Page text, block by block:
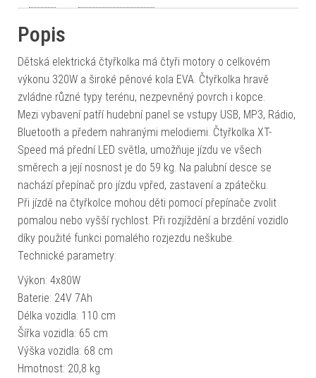
Popis
Dětská elektrická čtyřkolka má čtyři motory o celkovém
výkonu 320W a široké pěnové kola EVA. Čtyřkolka hravě
zvládne různé typy terénu, nezpevněný povrch i kopce.
Mezi vybavení patří hudební panel se vstupy USB, MP3, Rádio,
Bluetooth a předem nahranými melodiemi. Čtyřkolka XT-
Speed má přední LED světla, umožňuje jízdu ve všech
směrech a její nosnost je do 59 kg. Na palubní desce se
nachází přepínač pro jízdu vpřed, zastavení a zpátečku.
Při jízdě na čtyřkolce mohou děti pomocí přepínače zvolit
pomalou nebo vyšší rychlost. Při rozjíždění a brzdění vozidlo
díky použité funkci pomalého rozjezdu neškube.
Technické parametry:
Výkon: 4x80W
Baterie: 24V 7Ah
Délka vozidla: 110 cm
Šířka vozidla: 65 cm
Výška vozidla: 68 cm
Hmotnost: 20,8 kg